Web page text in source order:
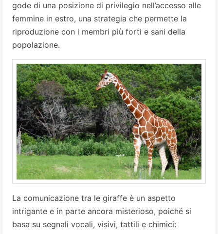
gode di una posizione di privilegio nell’accesso alle
femmine in estro, una strategia che permette la
riproduzione con i membri più forti e sani della
popolazione.
La comunicazione tra le giraffe è un aspetto
intrigante e in parte ancora misterioso, poiché si
basa su segnali vocali, visivi, tattili e chimici: